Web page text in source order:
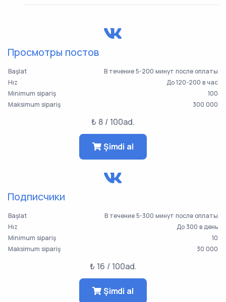
Просмотры постов
Başlat
В течение 5-200 минут после оплаты
Hız
До 120-200 в час
Minimum sipariş
100
Maksimum sipariş
300 000
₺ 8 / 100ad.
Şimdi al
Подписчики
Başlat
В течение 5-300 минут после оплаты
Hız
До 300 в день
Minimum sipariş
10
Maksimum sipariş
30 000
₺ 16 / 100ad.
Şimdi al